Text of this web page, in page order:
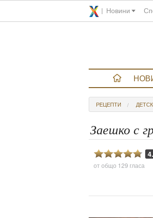
Новини
РЕЦЕПТИ
Заешко с
от общо 129 гласа